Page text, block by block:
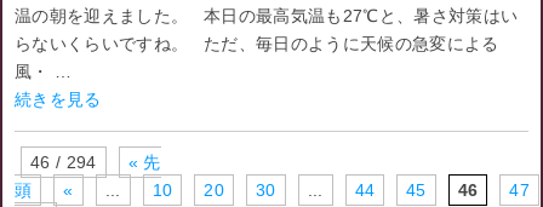
温の朝を迎えました。 本日の最高気温も27℃と、暑さ対策はい
らないくらいですね。 ただ、毎日のように天候の急変による
風・ …
続きを見る
46 / 294
« 先
頭
« 10 20 30 44 45 46
47